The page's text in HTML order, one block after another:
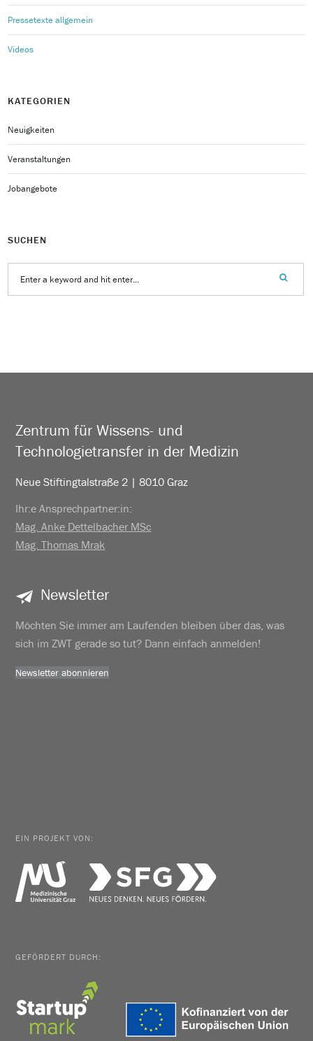
Pressetexte allgemein
Videos
KATEGORIEN
Neuigkeiten
Veranstaltungen
Jobangebote
SUCHEN
Zentrum für Wissens- und
Technologietransfer in der Medizin
Neue Stiftingtalstraße 2 | 8010 Graz
Ihr:e Ansprechpartner:in:
Mag. Anke Dettelbacher MSc
Mag. Thomas Mrak
Newsletter
Möchten Sie immer am Laufenden bleiben über das, was
sich im ZWT gerade so tut? Dann einfach anmelden!
Newsletter abonnieren
EIN PROJEKT VON:
GEFÖRDERT DURCH: